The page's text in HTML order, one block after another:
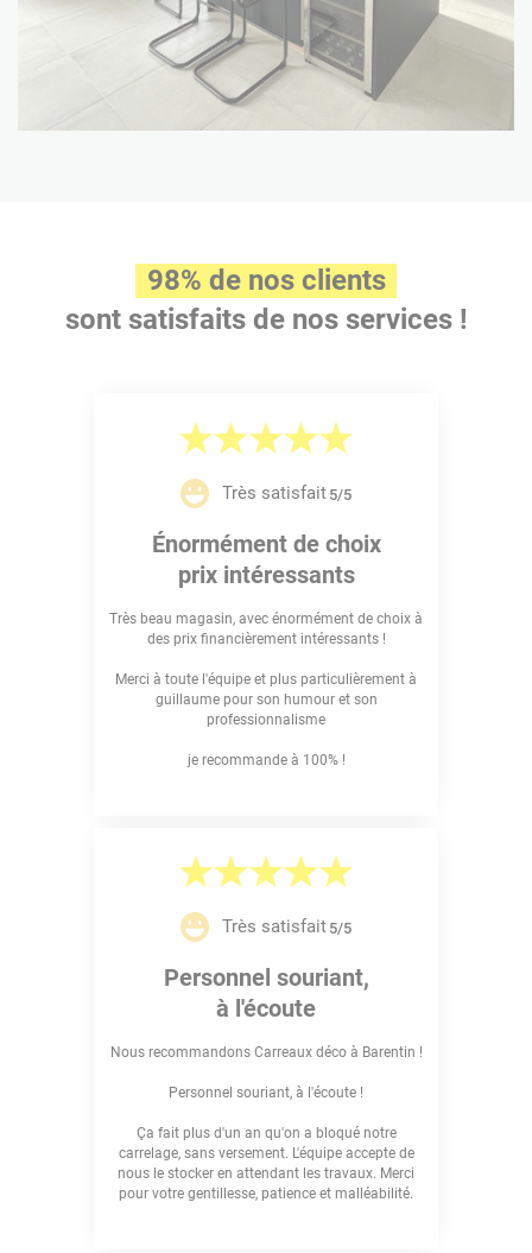
98% de nos clients
sont satisfaits de nos services !
Très satisfait 5/5
Énormément de choix
prix intéressants
Très beau magasin, avec énormément de choix à
des prix financièrement intéressants !
Merci à toute l'équipe et plus particulièrement à
guillaume pour son humour et son
professionnalisme
je recommande à 100% !
Très satisfait 5/5
Personnel souriant,
à l'écoute
Nous recommandons Carreaux déco à Barentin !
Personnel souriant, à l'écoute !
Ça fait plus d'un an qu'on a bloqué notre
carrelage, sans versement. L'équipe accepte de
nous le stocker en attendant les travaux. Merci
pour votre gentillesse, patience et malléabilité.